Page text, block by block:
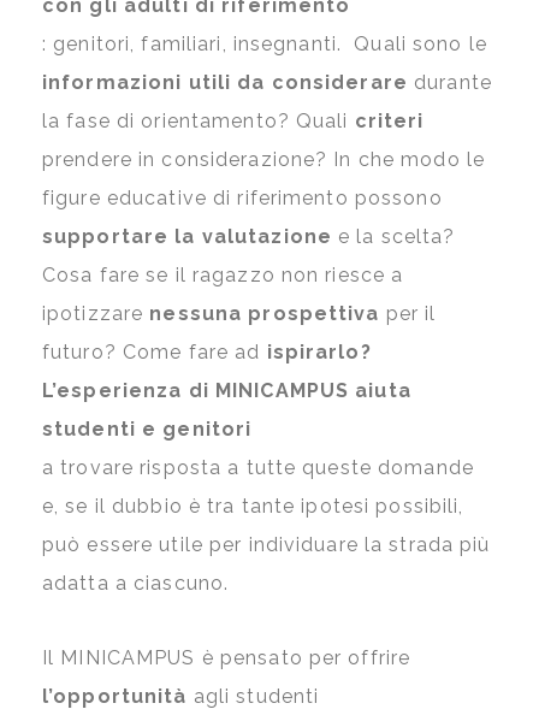
con gli adulti di riferimento
: genitori, familiari, insegnanti. Quali sono le
informazioni utili da considerare durante
la fase di orientamento? Quali criteri
prendere in considerazione? In che modo le
figure educative di riferimento possono
supportare la valutazione e la scelta?
Cosa fare se il ragazzo non riesce a
ipotizzare nessuna prospettiva per il
futuro? Come fare ad ispirarlo?
L’esperienza di MINICAMPUS aiuta
studenti e genitori
a trovare risposta a tutte queste domande
e, se il dubbio è tra tante ipotesi possibili,
può essere utile per individuare la strada più
adatta a ciascuno.
Il MINICAMPUS è pensato per offrire
l’opportunità agli studenti